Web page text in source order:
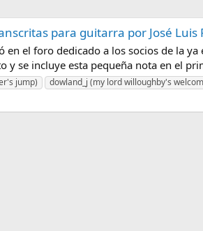
para guitarra por José Luis
en el foro dedicado a los socios de la
se incluye esta pequeña nota en el
jump) dowland_j (my lord willoughby's